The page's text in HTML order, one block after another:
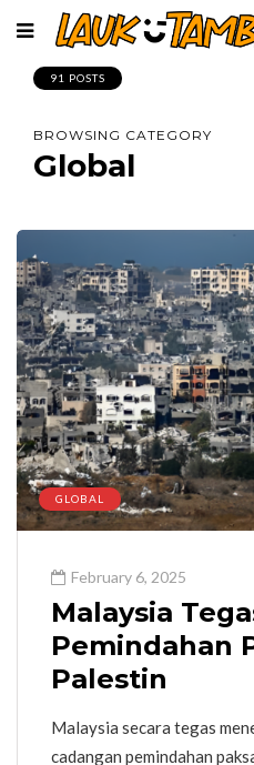
91 POSTS
BROWSING CATEGORY
Global
GLOBAL
February 6, 2025
Malaysia
Pemindahan
Palestin
Malaysia secara tegas
cadangan pemindahan